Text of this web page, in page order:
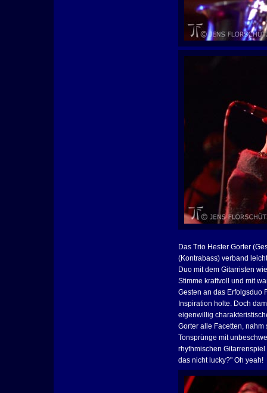
Das Trio Hester Gorter
(Kontrabass) verband
Duo mit dem Gitarristen
Stimme kraftvoll und mit
Gesten an das Erfolgsduo
Inspiration holte. Doch
eigenwillig
Gorter alle Facetten,
Tonsprünge mit
rhythmischen
das nicht lucky?" Oh yeah!